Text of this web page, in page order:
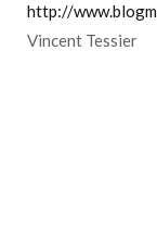
http://
Vincent Tessier